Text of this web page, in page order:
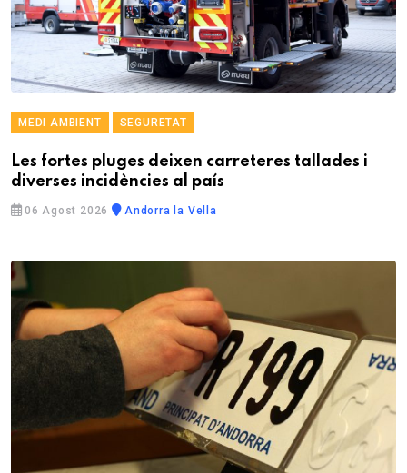
MEDI AMBIENT SEGURETAT
Les fortes pluges deixen carreteres tallades i
diverses incidències al país
06 Agost 2026 Andorra la Vella